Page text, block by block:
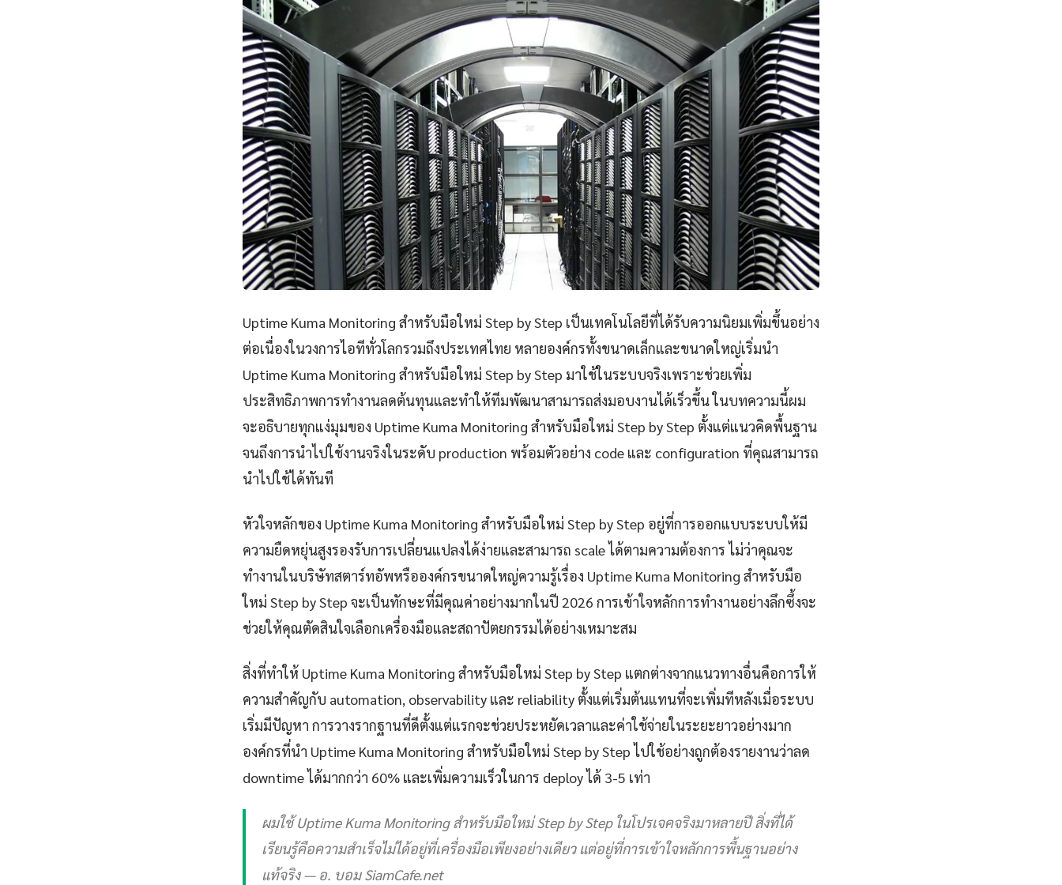
Uptime Kuma Monitoring สำหรับมือใหม่ Step by Step เป็นเทคโนโลยีที่ได้รับความนิยมเพิ่มขึ้นอย่าง
ต่อเนื่องในวงการไอทีทั่วโลกรวมถึงประเทศไทย หลายองค์กรทั้งขนาดเล็กและขนาดใหญ่เริ่มนำ
Uptime Kuma Monitoring สำหรับมือใหม่ Step by Step มาใช้ในระบบจริงเพราะช่วยเพิ่ม
ประสิทธิภาพการทำงานลดต้นทุนและทำให้ทีมพัฒนาสามารถส่งมอบงานได้เร็วขึ้น ในบทความนี้ผม
จะอธิบายทุกแง่มุมของ Uptime Kuma Monitoring สำหรับมือใหม่ Step by Step ตั้งแต่แนวคิดพื้นฐาน
จนถึงการนำไปใช้งานจริงในระดับ production พร้อมตัวอย่าง code และ configuration ที่คุณสามารถ
นำไปใช้ได้ทันที
หัวใจหลักของ Uptime Kuma Monitoring สำหรับมือใหม่ Step by Step อยู่ที่การออกแบบระบบให้มี
ความยืดหยุ่นสูงรองรับการเปลี่ยนแปลงได้ง่ายและสามารถ scale ได้ตามความต้องการ ไม่ว่าคุณจะ
ทำงานในบริษัทสตาร์ทอัพหรือองค์กรขนาดใหญ่ความรู้เรื่อง Uptime Kuma Monitoring สำหรับมือ
ใหม่ Step by Step จะเป็นทักษะที่มีคุณค่าอย่างมากในปี 2026 การเข้าใจหลักการทำงานอย่างลึกซึ้งจะ
ช่วยให้คุณตัดสินใจเลือกเครื่องมือและสถาปัตยกรรมได้อย่างเหมาะสม
สิ่งที่ทำให้ Uptime Kuma Monitoring สำหรับมือใหม่ Step by Step แตกต่างจากแนวทางอื่นคือการให้
ความสำคัญกับ automation, observability และ reliability ตั้งแต่เริ่มต้นแทนที่จะเพิ่มทีหลังเมื่อระบบ
เริ่มมีปัญหา การวางรากฐานที่ดีตั้งแต่แรกจะช่วยประหยัดเวลาและค่าใช้จ่ายในระยะยาวอย่างมาก
องค์กรที่นำ Uptime Kuma Monitoring สำหรับมือใหม่ Step by Step ไปใช้อย่างถูกต้องรายงานว่าลด
downtime ได้มากกว่า 60% และเพิ่มความเร็วในการ deploy ได้ 3-5 เท่า
ผมใช้ Uptime Kuma Monitoring สำหรับมือใหม่ Step by Step ในโปรเจคจริงมาหลายปี สิ่งที่ได้
เรียนรู้คือความสำเร็จไม่ได้อยู่ที่เครื่องมือเพียงอย่างเดียว แต่อยู่ที่การเข้าใจหลักการพื้นฐานอย่าง
แท้จริง — อ. บอม SiamCafe.net